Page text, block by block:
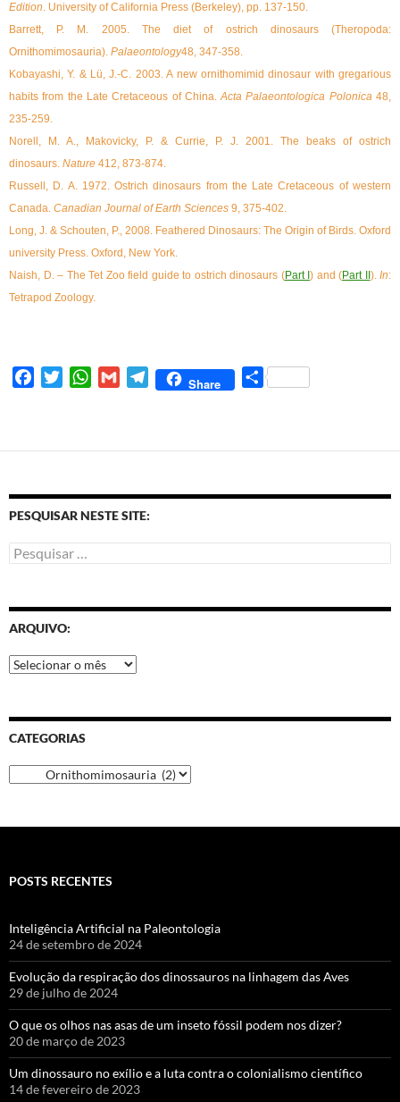
Edition. University of California Press (Berkeley), pp. 137-150.
Barrett, P. M. 2005. The diet of ostrich dinosaurs (Theropoda:
Ornithomimosauria). Palaeontology48, 347-358.
Kobayashi, Y. & Lü, J.-C. 2003. A new ornithomimid dinosaur with gregarious
habits from the Late Cretaceous of China.Acta Palaeontologica Polonica48,
235-259.
Norell, M. A., Makovicky, P. & Currie, P. J. 2001. The beaks of ostrich
dinosaurs. Nature 412, 873-874.
Russell, D. A. 1972. Ostrich dinosaurs from the Late Cretaceous of western
Canada. Canadian Journal of Earth Sciences 9, 375-402.
Long, J. & Schouten, P., 2008. Feathered Dinosaurs: The Origin of Birds. Oxford
university Press. Oxford, New York.
Naish, D. – The Tet Zoo field guide to ostrich dinosaurs (Part I ) and (Part II ). In:
Tetrapod Zoology.
k
W
G
T
Share
S
PESQUISAR NESTE SITE:
ARQUIVO:
CATEGORIAS
POSTS RECENTES
Inteligência Artificial na Paleontologia
24 de setembro de 2024
Evolução da respiração dos dinossauros na linhagem das Aves
29 de julho de 2024
O que os olhos nas asas de um inseto fóssil podem nos dizer?
20 de março de 2023
Um dinossauro no exílio e a luta contra o colonialismo científico
14 de fevereiro de 2023